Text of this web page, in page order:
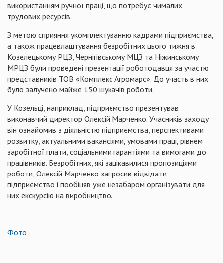
використанням ручної праці, що потребує чималих
трудових ресурсів.
З метою сприяння укомплектуванню кадрами підприємства,
а також працевлаштування безробітних цього тижня в
КозелецькомуРЦЗ, Чернігівському МЦЗ та Ніжинському
МРЦЗ були проведені презентації роботодавця за участю
представників ТОВ «Комплекс Агромарс». До участь в них
було залучено майже 150 шукачів роботи.
У Козельці, наприклад, підприємство презентував
виконавчий директор Олексій Марченко. Учасників заходу
він ознайомив з діяльністю підприємства, перспективами
розвитку, актуальними вакансіями, умовами праці, рівнем
заробітної плати, соціальними гарантіями та вимогами до
працівників. Безробітних, які зацікавилися пропозиціями
роботи, Олексій Марченко запросив відвідати
підприємство і пообіцяв уже незабаром організувати для
них екскурсію на виробництво.
Фото